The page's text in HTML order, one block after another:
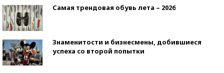
Самая трендовая обувь лета – 2026
Знаменитости и бизнесмены, добившиеся
успеха со второй попытки